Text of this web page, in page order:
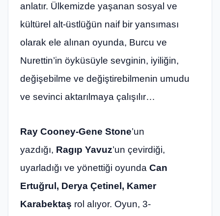
anlatır. Ülkemizde yaşanan sosyal ve
kültürel alt-üstlüğün naif bir yansıması
olarak ele alınan oyunda, Burcu ve
Nurettin’in öyküsüyle sevginin, iyiliğin,
değişebilme ve değiştirebilmenin umudu
ve sevinci aktarılmaya çalışılır…
Ray Cooney-Gene Stone’un
yazdığı, Ragıp Yavuz’un çevirdiği,
uyarladığı ve yönettiği oyunda Can
Ertuğrul, Derya Çetinel, Kamer
Karabektaş rol alıyor. Oyun, 3-